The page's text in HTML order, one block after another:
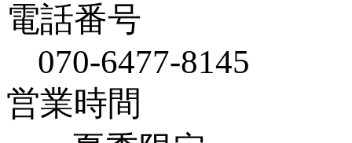
電話番号
070-6477-8145
営業時間